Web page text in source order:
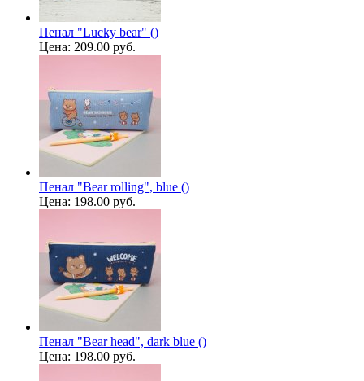
Пенал "Lucky bear" ()
Цена: 209.00 руб.
Пенал "Bear rolling", blue ()
Цена: 198.00 руб.
Пенал "Bear head", dark blue ()
Цена: 198.00 руб.